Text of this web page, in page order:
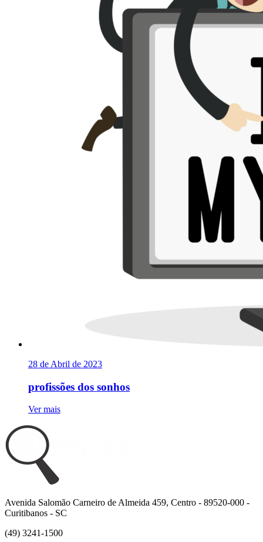
28 de Abril de 2023
profissões dos sonhos
Ver mais
Avenida Salomão Carneiro de Almeida 459, Centro - 89520-000 -
Curitibanos - SC
(49) 3241-1500